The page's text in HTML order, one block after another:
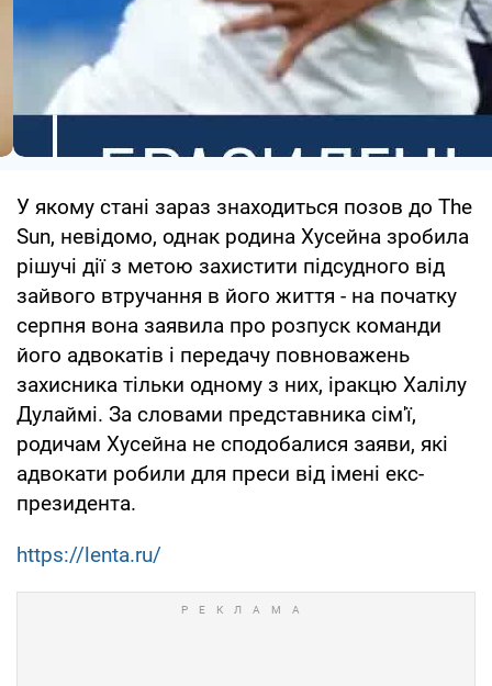
У якому стані зараз знаходиться позов до The
Sun, невідомо, однак родина Хусейна зробила
рішучі дії з метою захистити підсудного від
зайвого втручання в його життя - на початку
серпня вона заявила про розпуск команди
його адвокатів і передачу повноважень
захисника тільки одному з них, іракцю Халілу
Дулаймі. За словами представника сім'ї,
родичам Хусейна не сподобалися заяви, які
адвокати робили для преси від імені екс-
президента.
https://lenta.ru/